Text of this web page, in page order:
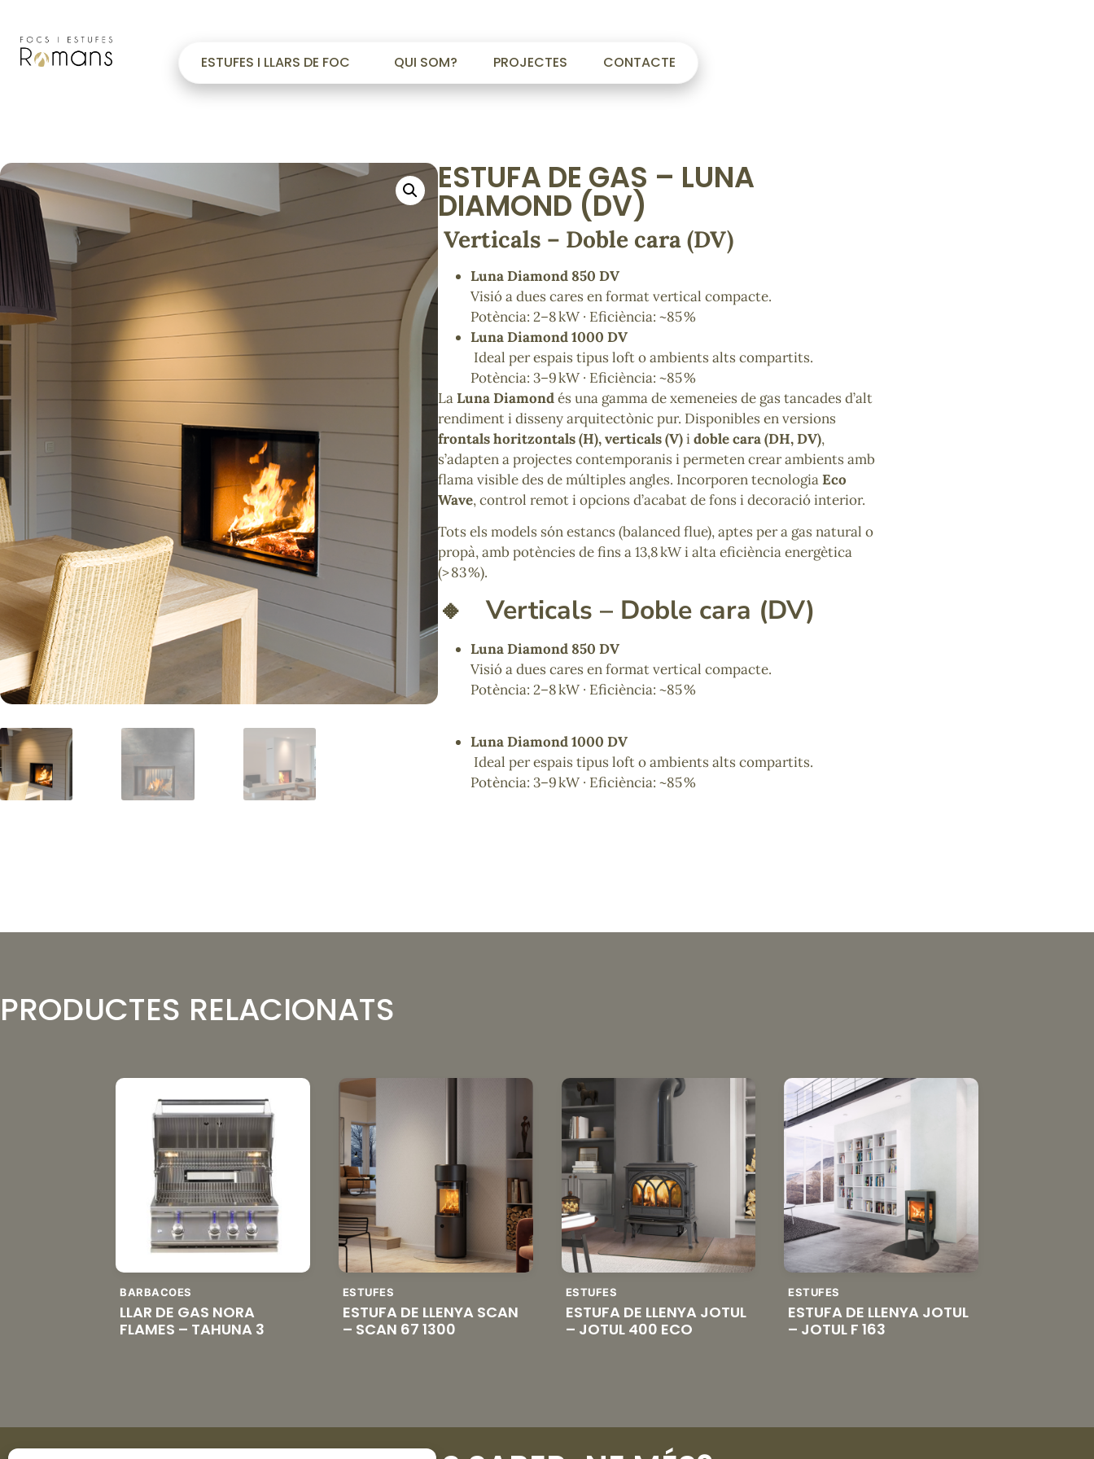
ESTUFES I LLARS DE FOC QUI SOM? PROJECTES CONTACTE
ESTUFA DE GAS – LUNA
DIAMOND (DV)
Verticals – Doble cara (DV)
Luna Diamond 850 DV
Visió a dues cares en format vertical compacte.
Potència: 2–8 kW · Eficiència: ~85 %
Luna Diamond 1000 DV
Ideal per espais tipus loft o ambients alts compartits.
Potència: 3–9 kW · Eficiència: ~85 %
LaLuna Diamondés una gamma de xemeneies de gas tancades d’alt
rendiment i disseny arquitectònic pur. Disponibles en versions
frontals horitzontals (H), verticals (V)idoble cara (DH, DV),
s’adapten a projectes contemporanis i permeten crear ambients amb
flama visible des de múltiples angles. Incorporen tecnologiaEco
Wave, control remot i opcions d’acabat de fons i decoració interior.
Tots els models són estancs (balanced flue), aptes per a gas natural o
propà, amb potències de fins a 13,8 kW i alta eficiència energètica
(> 83 %).
🔸Verticals – Doble cara (DV)
Luna Diamond 850 DV
Visió a dues cares en format vertical compacte.
Potència: 2–8 kW · Eficiència: ~85 %
Luna Diamond 1000 DV
Ideal per espais tipus loft o ambients alts compartits.
Potència: 3–9 kW · Eficiència: ~85 %
PRODUCTES RELACIONATS
BARBACOES
LLAR DE GAS NORA
FLAMES – TAHUNA 3
ESTUFES
ESTUFA DE LLENYA SCAN
– SCAN 67 1300
ESTUFES
ESTUFA DE LLENYA JOTUL
– JOTUL 400 ECO
ESTUFES
ESTUFA DE LLENYA JOTUL
– JOTUL F 163